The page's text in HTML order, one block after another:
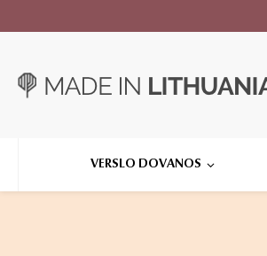
VERSLO DOVANOS